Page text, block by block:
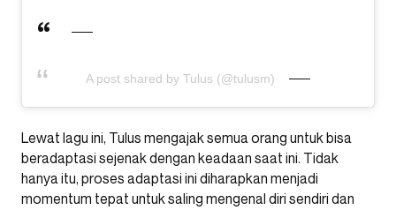
A post shared by Tulus (@tulusm)
Lewat lagu ini, Tulus mengajak semua orang untuk bisa
beradaptasi sejenak dengan keadaan saat ini. Tidak
hanya itu, proses adaptasi ini diharapkan menjadi
momentum tepat untuk saling mengenal diri sendiri dan